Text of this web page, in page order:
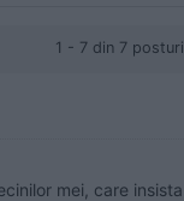
1 - 7 din 7 posturi
mei, care insista